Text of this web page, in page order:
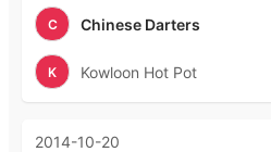
C Chinese Darters
K Kowloon Hot Pot
2014-10-20